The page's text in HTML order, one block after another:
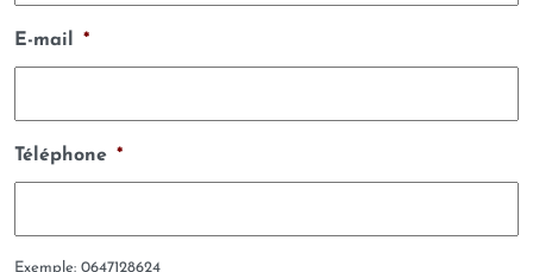
E-mail *
Téléphone *
Exemple: 0647128624